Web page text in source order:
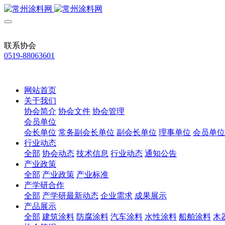
联系协会
0519-88063601
网站首页
关于我们
协会简介 协会文件 协会管理
会员单位
会长单位 常务副会长单位 副会长单位 理事单位 会员单位
行业动态
全部 协会动态 技术信息 行业动态 通知公告
产业政策
全部 产业政策 产业标准
产学研合作
全部 产学研最新动态 企业需求 成果展示
产品展示
全部 建筑涂料 防腐涂料 汽车涂料 水性涂料 船舶涂料 木